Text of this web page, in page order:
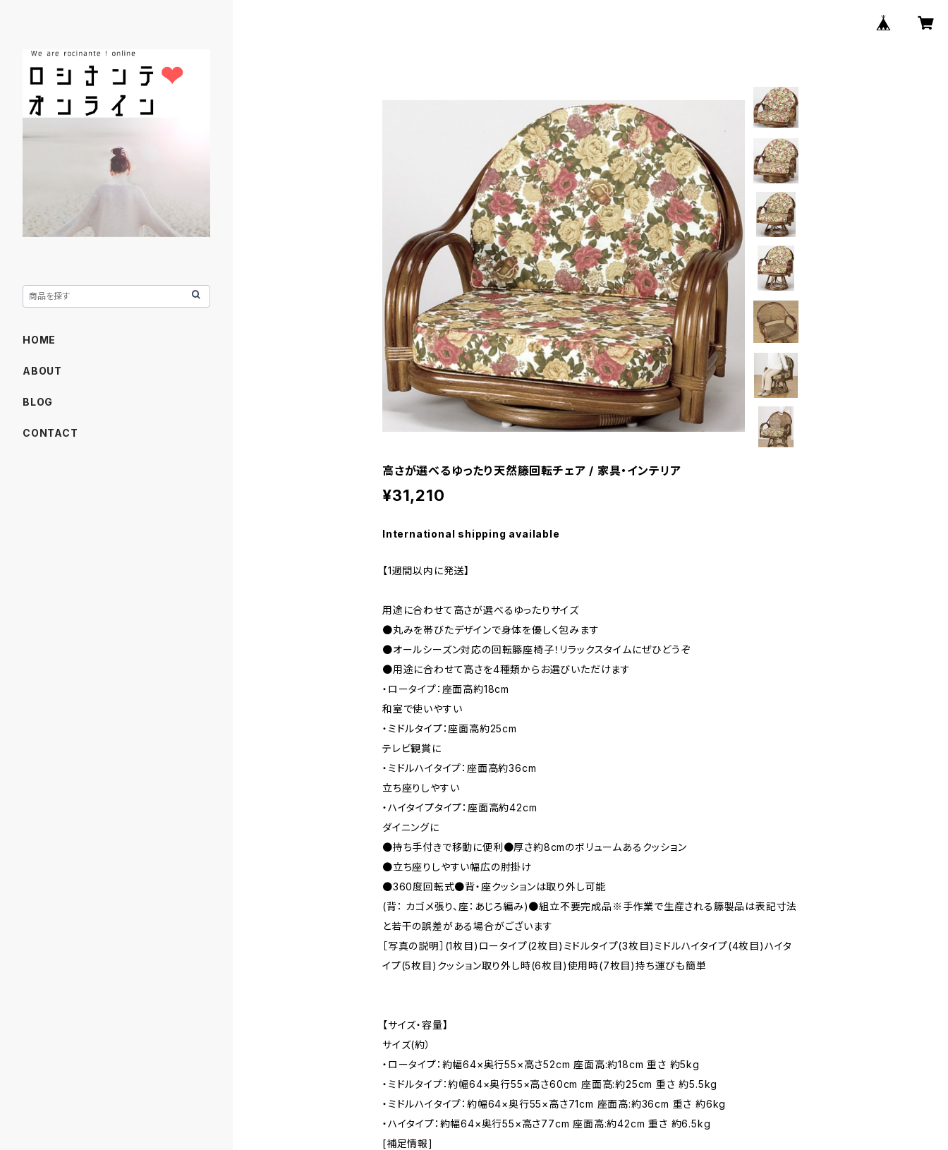
高さが選べるゆったり天然籐回転チェア / 家具・インテリア
¥31,210
International shipping available
【1週間以内に発送】
用途に合わせて高さが選べるゆったりサイズ
●丸みを帯びたデザインで身体を優しく包みます
●オールシーズン対応の回転籐座椅子！リラックスタイムにぜひどうぞ
●用途に合わせて高さを4種類からお選びいただけます
・ロータイプ：座面高約18cm
和室で使いやすい
・ミドルタイプ：座面高約25cm
テレビ観賞に
・ミドルハイタイプ：座面高約36cm
立ち座りしやすい
・ハイタイプタイプ：座面高約42cm
ダイニングに
●持ち手付きで移動に便利●厚さ約8cmのボリュームあるクッション
●立ち座りしやすい幅広の肘掛け
●360度回転式●背・座クッションは取り外し可能
(背： カゴメ張り、座：あじろ編み)●組立不要完成品※手作業で生産される籐製品は表記寸法
と若干の誤差がある場合がございます
［写真の説明］(1枚目)ロータイプ(2枚目)ミドルタイプ(3枚目)ミドルハイタイプ(4枚目)ハイタ
イプ(5枚目)クッション取り外し時(6枚目)使用時(7枚目)持ち運びも簡単
【サイズ・容量】
サイズ(約）
・ロータイプ：約幅64×奥行55×高さ52cm 座面高:約18cm 重さ 約5kg
・ミドルタイプ：約幅64×奥行55×高さ60cm 座面高:約25cm 重さ 約5.5kg
・ミドルハイタイプ：約幅64×奥行55×高さ71cm 座面高:約36cm 重さ 約6kg
・ハイタイプ：約幅64×奥行55×高さ77cm 座面高:約42cm 重さ 約6.5kg
[補足情報]
HOME
ABOUT
BLOG
CONTACT